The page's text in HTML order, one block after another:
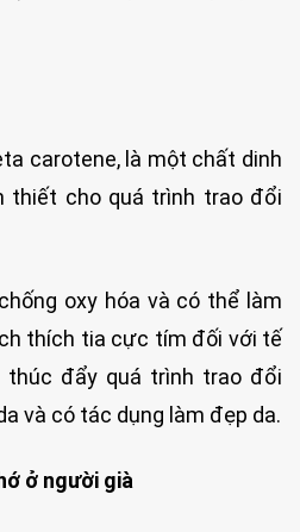
carotene, là một chất dinh
thiết cho quá trình trao đổi
oxy hóa và có thể làm
thích tia cực tím đối với tế
thúc đẩy quá trình trao đổi
và có tác dụng làm đẹp da.
ở người già